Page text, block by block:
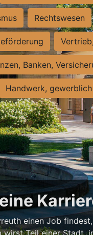
Rechtswesen
Banken,
Handwerk,
einen Job